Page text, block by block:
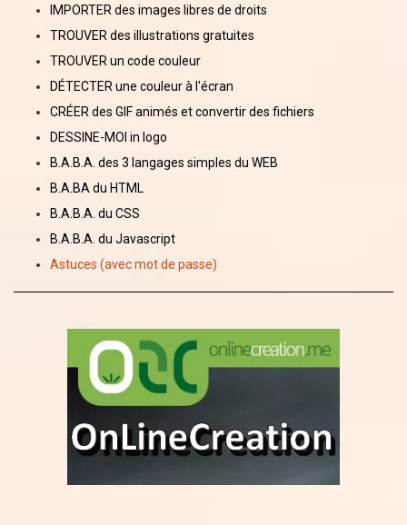
IMPORTER des images libres de droits
TROUVER des illustrations gratuites
TROUVER un code couleur
DÉTECTER une couleur à l'écran
CRÉER des GIF animés et convertir des fichiers
DESSINE-MOI in logo
B.A.B.A. des 3 langages simples du WEB
B.A.BA du HTML
B.A.B.A. du CSS
B.A.B.A. du Javascript
Astuces (avec mot de passe)